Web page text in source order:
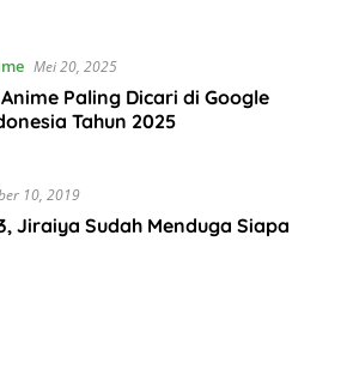
Mei 20, 2025
Anime Paling Dicari di Google
Tahun 2025
10, 2019
Jiraiya Sudah Menduga Siapa